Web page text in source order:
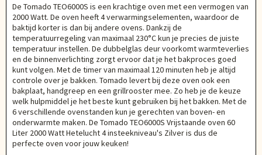
De Tomado TEO6000S is een krachtige oven met een vermogen van
2000 Watt. De oven heeft 4 verwarmingselementen, waardoor de
baktijd korter is dan bij andere ovens. Dankzij de
temperatuurregeling van maximaal 230°C kun je precies de juiste
temperatuur instellen. De dubbelglas deur voorkomt warmteverlies
en de binnenverlichting zorgt ervoor dat je het bakproces goed
kunt volgen. Met de timer van maximaal 120 minuten heb je altijd
controle over je bakken. Tomado levert bij deze oven ook een
bakplaat, handgreep en een grillrooster mee. Zo heb je de keuze
welk hulpmiddel je het beste kunt gebruiken bij het bakken. Met de
6 verschillende ovenstanden kun je gerechten van boven- en
onderwarmte maken. De Tomado TEO6000S Vrijstaande oven 60
Liter 2000 Watt Hetelucht 4 insteekniveau's Zilver is dus de
perfecte oven voor jouw keuken!